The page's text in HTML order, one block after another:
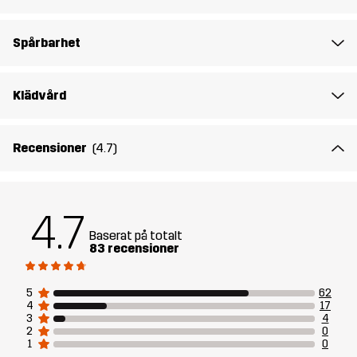
Spårbarhet
Klädvård
Recensioner (4.7)
4.7 Baserat på totalt
83 recensioner
5
62
4
17
3
4
2
0
1
0